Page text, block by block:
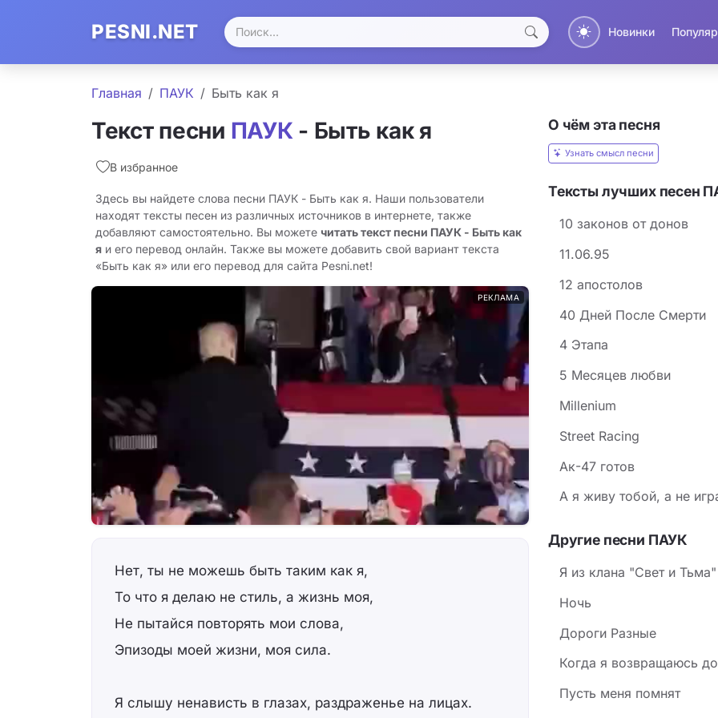
PESNI.NET Новинки
Главная ПАУК Быть как я
Текст песни ПАУК - Быть как я
В избранное
Здесь вы найдете слова песни ПАУК - Быть как я. Наши пользователи
находят тексты песен из различных источников в интернете, также
добавляют самостоятельно. Вы можете читать текст песни ПАУК - Быть как
я и его перевод онлайн. Также вы можете добавить свой вариант текста
«Быть как я» или его перевод для сайта Pesni.net!
РЕКЛАМА
Нет, ты не можешь быть таким как я,
То что я делаю не стиль, а жизнь моя,
Не пытайся повторять мои слова,
Эпизоды моей жизни, моя сила.
Я слышу ненависть в глазах, раздраженье на лицах.
О чём эта песня
Узнать смысл песни
Тексты лучших песен
10 законов от донов
11.06.95
12 апостолов
40 Дней После Смерти
4 Этапа
5 Месяцев любви
Millenium
Street Racing
Ак-47 готов
А я живу тобой, а не
Другие песни ПАУК
Я из клана "Свет и Тьма"
Ночь
Дороги Разные
Когда я возвращаюсь
Пусть меня помнят